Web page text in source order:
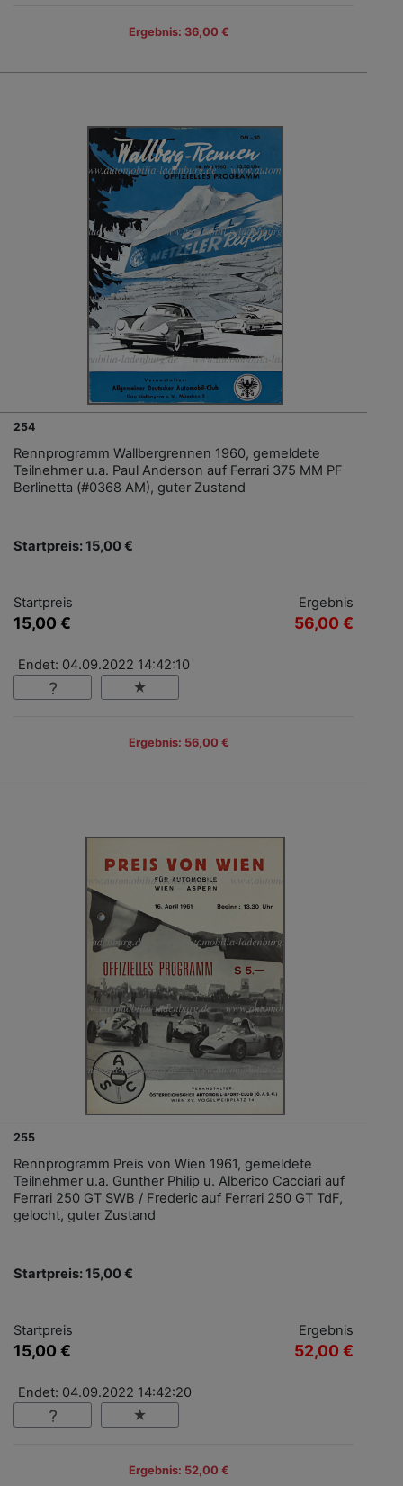
Ergebnis: 36,00 €
254
Rennprogramm Wallbergrennen 1960, gemeldete
Teilnehmer u.a. Paul Anderson auf Ferrari 375 MM PF
Berlinetta (#0368 AM), guter Zustand
Startpreis: 15,00 €
Startpreis
15,00 €
Ergebnis
56,00 €
Endet: 04.09.2022 14:42:10
Ergebnis: 56,00 €
255
Rennprogramm Preis von Wien 1961, gemeldete
Teilnehmer u.a. Gunther Philip u. Alberico Cacciari auf
Ferrari 250 GT SWB / Frederic auf Ferrari 250 GT TdF,
gelocht, guter Zustand
Startpreis: 15,00 €
Startpreis
15,00 €
Ergebnis
52,00 €
Endet: 04.09.2022 14:42:20
Ergebnis: 52,00 €